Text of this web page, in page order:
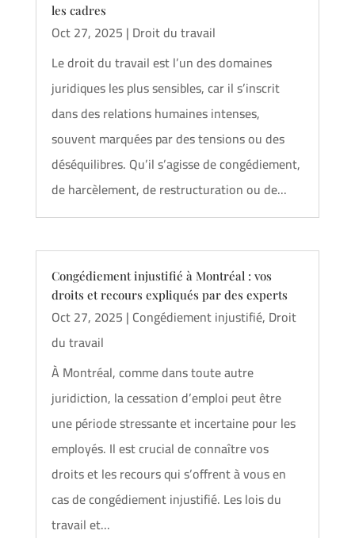
les cadres
Oct 27, 2025 | Droit du travail
Le droit du travail est l’un des domaines
juridiques les plus sensibles, car il s’inscrit
dans des relations humaines intenses,
souvent marquées par des tensions ou des
déséquilibres. Qu’il s’agisse de congédiement,
de harcèlement, de restructuration ou de...
Congédiement injustifié à Montréal : vos
droits et recours expliqués par des experts
Oct 27, 2025 | Congédiement injustifié, Droit
du travail
À Montréal, comme dans toute autre
juridiction, la cessation d’emploi peut être
une période stressante et incertaine pour les
employés. Il est crucial de connaître vos
droits et les recours qui s’offrent à vous en
cas de congédiement injustifié. Les lois du
travail et...